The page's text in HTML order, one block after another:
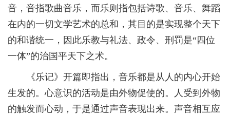
音，音指歌曲音乐，而乐则指包括诗歌、音乐、舞蹈
在内的一切文学艺术的总和，其目的是实现整个天下
的和谐统一，因此乐教与礼法、政令、刑罚是“四位
一体”的治国平天下之术。
《乐记》开篇即指出，音乐都是从人的内心开始
生发的。心意识的活动是由外物促使的。人受到外物
的触发而心动，于是通过声音表现出来。声音相互应